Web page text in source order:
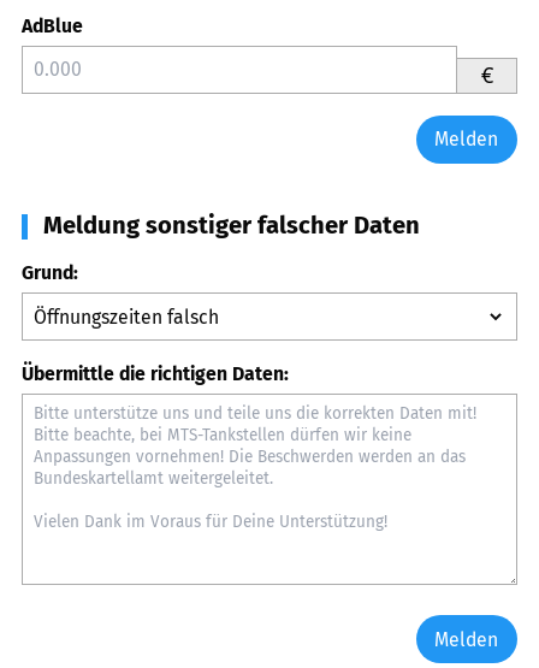
AdBlue
€
Melden
Meldung sonstiger falscher Daten
Grund:
Übermittle die richtigen Daten:
Melden